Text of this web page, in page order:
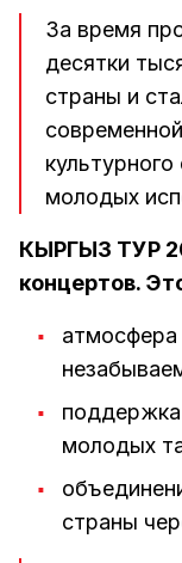
За время
десятки
страны и
молодых
КЫРГЫЗ ТУР
концертов.
атмосфера
поддержка
молодых
страны